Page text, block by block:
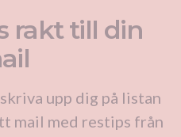
rakt till din
upp dig på listan
mail med restips från